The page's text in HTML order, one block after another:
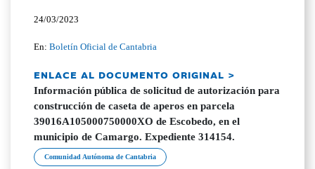
24/03/2023
En:Boletín Oficial de Cantabria
ENLACE AL DOCUMENTO ORIGINAL >
Información pública de solicitud de autorización para
construcción de caseta de aperos en parcela
39016A105000750000XO de Escobedo, en el
municipio de Camargo. Expediente 314154.
Comunidad Autónoma de Cantabria